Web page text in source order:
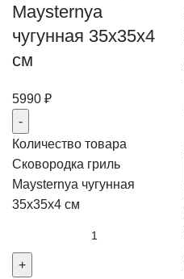
Maysternya
чугунная 35х35х4
см
5990 ₽
Количество товара
Сковородка гриль
Maysternya чугунная
35х35х4 см